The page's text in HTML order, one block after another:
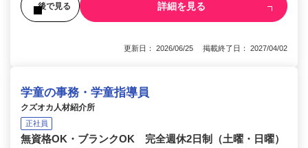
後で見る 詳細を見る
更新日： 2026/06/25 掲載終了日： 2027/04/02
学童の事務・学童指導員
クズオカ人材紹介所
正社員
無資格OK・ブランクOK 完全週休2日制（土曜・日曜）